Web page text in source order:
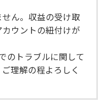
ん。収益の受け取
ウントの紐付けが
のトラブルに関して
理解の程よろしく